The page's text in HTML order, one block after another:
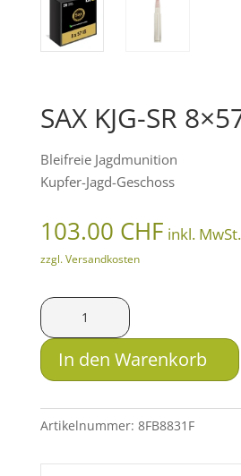
SAX KJG-SR
Bleifreie Jagdmunition
Kupfer-Jagd-Geschoss
103.00 CHF inkl. MwSt.
zzgl. Versandkosten
SAX
KJG-
SR
8x57
8.2g
In den Warenkorb
Artikelnummer: 8FB8831F